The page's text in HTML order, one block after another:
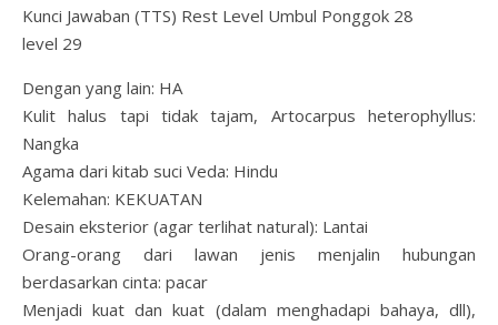
Kunci Jawaban (TTS) Rest Level Umbul Ponggok 28
level 29
Dengan yang lain: HA
Kulit halus tapi tidak tajam, Artocarpus heterophyllus:
Nangka
Agama dari kitab suci Veda: Hindu
Kelemahan: KEKUATAN
Desain eksterior (agar terlihat natural): Lantai
Orang-orang dari lawan jenis menjalin hubungan
berdasarkan cinta: pacar
Menjadi kuat dan kuat (dalam menghadapi bahaya, dll),